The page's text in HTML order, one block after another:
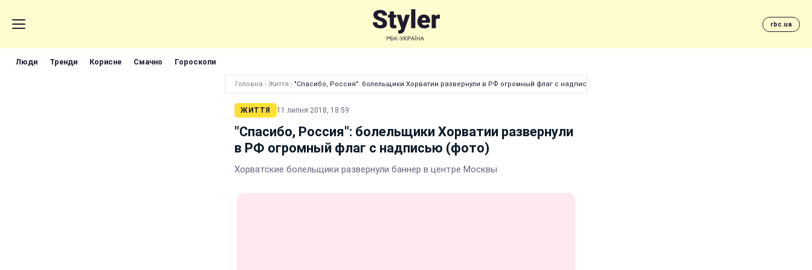
rbc.ua
Люди Тренди Корисне Смачно Гороскопи
Головна › Життя › "Спасибо, Россия": болельщики Хорватии развернули в РФ огромный флаг с надписью (фото)
ЖИТТЯ 11 липня 2018, 18:59
"Спасибо, Россия": болельщики Хорватии развернули
в РФ огромный флаг с надписью (фото)
Хорватские болельщики развернули баннер в центре Москвы